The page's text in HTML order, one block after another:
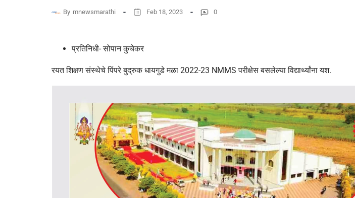
By mnewsmarathi Feb 18, 2023 0
प्रतिनिधी- सोपान कुचेकर
रयत शिक्षण संस्थेचे पिंपरे बुद्रुक धायगुडे मळा 2022-23 NMMS परीक्षेस बसलेल्या विद्यार्थ्यांना यश.